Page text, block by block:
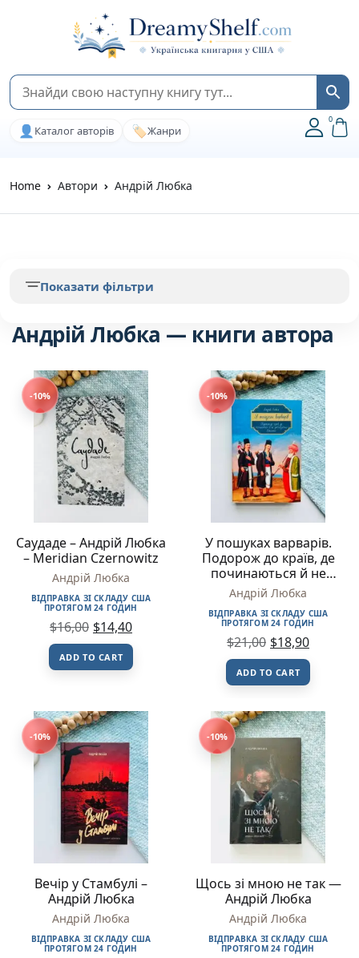
👤 Каталог авторів 🏷️Жанри
0
Home Автори Андрій Любка
Андрій Любка — книги автора
-10%
Саудаде – Андрій Любка
– Meridian Czernowitz
Андрій Любка
ВІДПРАВКА ЗІ СКЛАДУ США
ПРОТЯГОМ 24 ГОДИН
$16,00 $14,40
ADD TO CART
-10%
У пошуках варварів.
Подорож до країв, де
починаються й не
закінчуються Балкани –
Андрій Любка –
Meridian Czernowitz
Андрій Любка
ВІДПРАВКА ЗІ СКЛАДУ США
ПРОТЯГОМ 24 ГОДИН
$21,00 $18,90
ADD TO CART
-10%
Вечір у Стамбулі –
Андрій Любка
Андрій Любка
ВІДПРАВКА ЗІ СКЛАДУ США
ПРОТЯГОМ 24 ГОДИН
-10%
Щось зі мною не так —
Андрій Любка
Андрій Любка
ВІДПРАВКА ЗІ СКЛАДУ США
ПРОТЯГОМ 24 ГОДИН
Показати фільтри